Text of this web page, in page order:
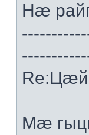
Нæ
Re:Цæй
Мæ